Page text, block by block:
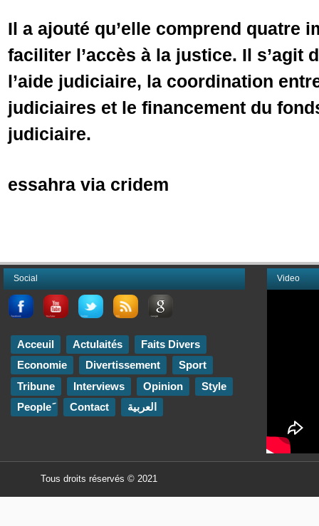
Il a ajouté qu’elle comprend quatre
faciliter l’accès à la justice. Il s’agit
l’aide judiciaire, la coordination
judiciaires et le financement du
judiciaire.
essahra via cridem
Video
Social
Acceuil Actulaités
Faits Divers
Economie
Divertissement
Sport
Tribune
Interviews Opinion
Style
Contact العربية
Tous droits réservés © 2021